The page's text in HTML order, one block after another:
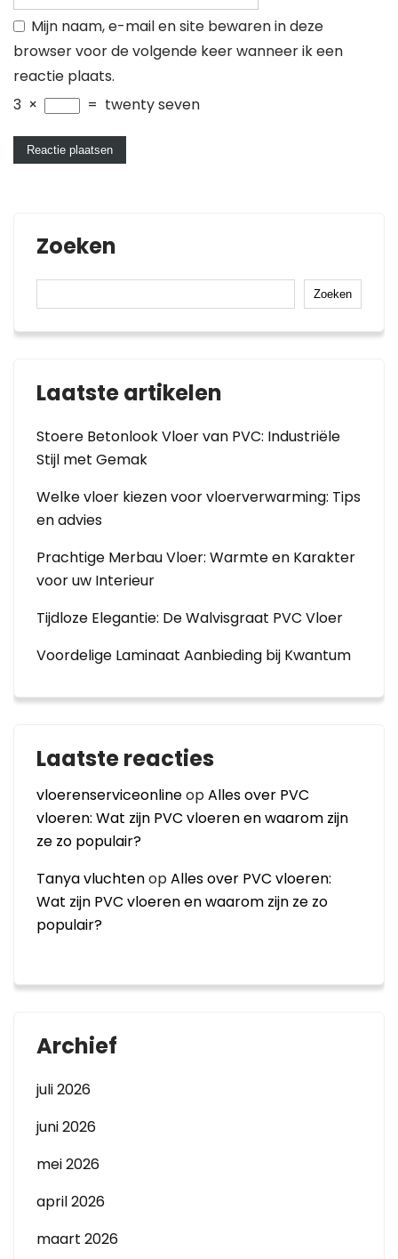
Mijn naam, e-mail en site bewaren in deze
browser voor de volgende keer wanneer ik een
reactie plaats.
3 × = twenty seven
Zoeken
Zoeken
Laatste artikelen
Stoere Betonlook Vloer van PVC: Industriële
Stijl met Gemak
Welke vloer kiezen voor vloerverwarming: Tips
en advies
Prachtige Merbau Vloer: Warmte en Karakter
voor uw Interieur
Tijdloze Elegantie: De Walvisgraat PVC Vloer
Voordelige Laminaat Aanbieding bij Kwantum
Laatste reacties
vloerenserviceonlineopAlles over PVC
vloeren: Wat zijn PVC vloeren en waarom zijn
ze zo populair?
Tanya vluchtenopAlles over PVC vloeren:
Wat zijn PVC vloeren en waarom zijn ze zo
populair?
Archief
juli 2026
juni 2026
mei 2026
april 2026
maart 2026